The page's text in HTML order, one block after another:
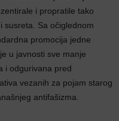
i propratile tako
susreta. Sa očiglednom
promocija jedne
u javnosti sve manje
i odgurivana pred
vezanih za pojam starog
antifašizma.